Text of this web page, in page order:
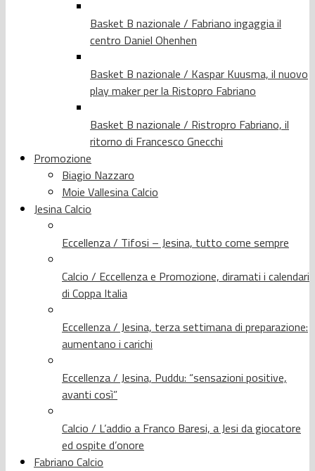
Basket B nazionale / Fabriano ingaggia il
centro Daniel Ohenhen
Basket B nazionale / Kaspar Kuusma, il nuovo
play maker per la Ristopro Fabriano
Basket B nazionale / Ristropro Fabriano, il
ritorno di Francesco Gnecchi
Promozione
Biagio Nazzaro
Moie Vallesina Calcio
Jesina Calcio
Eccellenza / Tifosi – Jesina, tutto come sempre
Calcio / Eccellenza e Promozione, diramati i calendari
di Coppa Italia
Eccellenza / Jesina, terza settimana di preparazione:
aumentano i carichi
Eccellenza / Jesina, Puddu: “sensazioni positive,
avanti così”
Calcio / L’addio a Franco Baresi, a Jesi da giocatore
ed ospite d’onore
Fabriano Calcio